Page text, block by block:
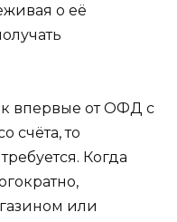
о её
впервые от ОФД с
счёта, то
Когда
или